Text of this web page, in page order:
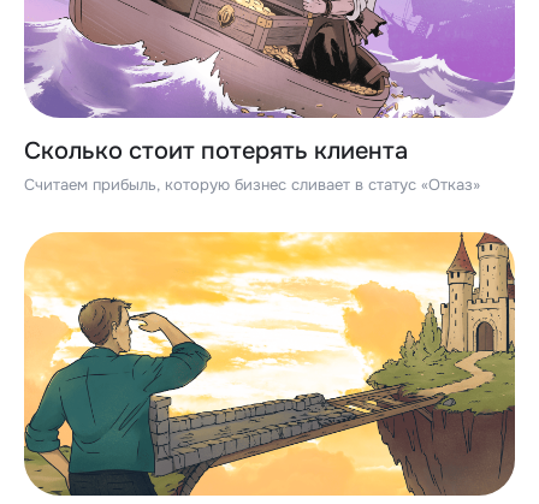
Сколько стоит потерять клиента
Считаем прибыль, которую бизнес сливает в статус «Отказ»